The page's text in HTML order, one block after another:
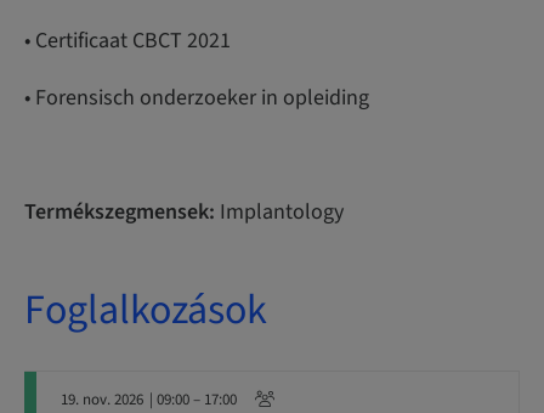
• Certificaat CBCT 2021
• Forensisch onderzoeker in opleiding
Termékszegmensek: Implantology
Foglalkozások
19. nov. 2026 | 09:00 – 17:00